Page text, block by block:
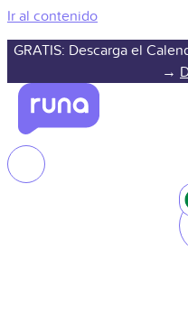
Ir al contenido
GRATIS: Descarga el
→